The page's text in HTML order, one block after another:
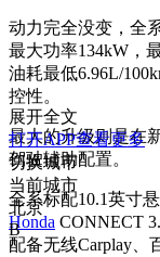
动力完全没变，全
最大功率134kW，
油耗最低6.96L/
控性。
最大的升级则是在
驾驶辅助配置。
全系标配10.1英寸
Honda CONNECT
配备无线Carplay、
展开全文
打开APP查看更多
切换城市
当前城市
北京
B